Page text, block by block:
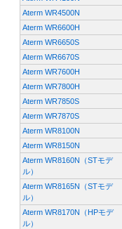
Aterm WR4500N
Aterm WR6600H
Aterm WR6650S
Aterm WR6670S
Aterm WR7600H
Aterm WR7800H
Aterm WR7850S
Aterm WR7870S
Aterm WR8100N
Aterm WR8150N
Aterm WR8160N（STモデ
ル）
Aterm WR8165N（STモデ
ル）
Aterm WR8170N（HPモデ
ル）